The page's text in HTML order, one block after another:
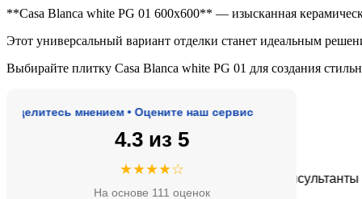
**Casa Blanca white PG 01 600х600** — изысканная
Этот универсальный вариант отделки станет идеальным
Выбирайте плитку Casa Blanca white PG 01 для создания
мнением • Оцените наш сервис
4.3 из 5
★★★★☆
На основе 111 оценок
★★★★★
Очень приятные консультанты и